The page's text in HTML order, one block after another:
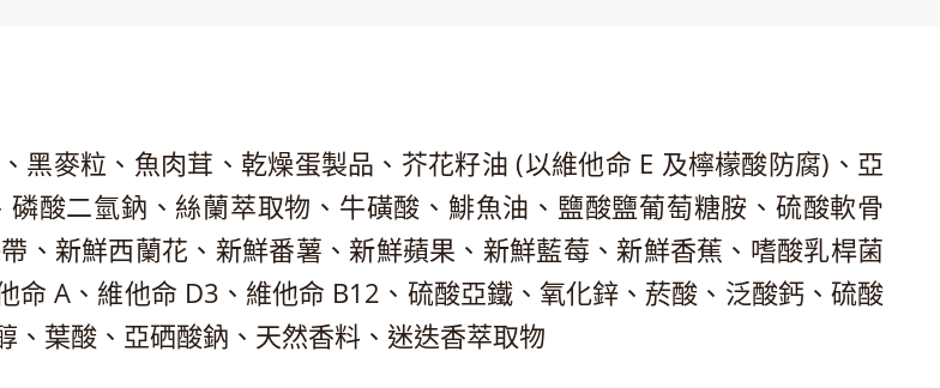
黑麥粒、魚肉茸、乾燥蛋製品、芥花籽油 (以維他命 E 及檸檬酸防腐)、亞
酸二氫鈉、絲蘭萃取物、牛磺酸、鯡魚油、鹽酸鹽葡萄糖胺、硫酸軟骨
、新鮮西蘭花、新鮮番薯、新鮮蘋果、新鮮藍莓、新鮮香蕉、嗜酸乳桿菌
A、維他命 D3、維他命 B12、硫酸亞鐵、氧化鋅、菸酸、泛酸鈣、硫酸
葉酸、亞硒酸鈉、天然香料、迷迭香萃取物